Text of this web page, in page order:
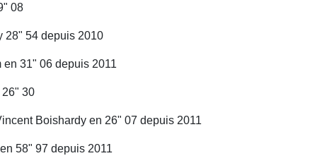
08
54 depuis 2010
31" 06 depuis 2011
26" 30
Boishardy en 26" 07 depuis 2011
58" 97 depuis 2011